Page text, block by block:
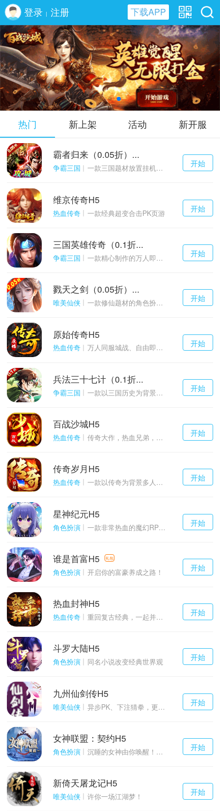
登录 | 注册 下载APP
百战沙城H5
热门 新上架 活动 新开服
千百度h5
游戏
开始
霸者归来（0.05折）...
争霸三国 一款三国题材放置挂机与战争策略结合的游戏
千百度h5
游戏
开始
维京传奇H5
热血传奇 一款经典超变合击PK页游
千百度h5
游戏
开始
三国英雄传奇（0.1折...
争霸三国 一款精心制作的万人即时战斗SLG三国手游
千百度h5
游戏
开始
戮天之剑（0.05折）...
唯美仙侠 一款修仙题材的角色扮演养成手游
千百度h5
游戏
开始
原始传奇H5
热血传奇 万人同服城战、自由即时PK的1.85经典玩法
千百度h5
游戏
开始
兵法三十七计（0.1折...
争霸三国 一款以三国历史为背景的卡牌策略游戏
千百度h5
游戏
开始
百战沙城H5
热血传奇 传奇大作，热血兄弟，血战沙城！
千百度h5
游戏
开始
传奇岁月H5
热血传奇 一款以传奇为背景多人在线的ARPG大作
千百度h5
游戏
开始
星神纪元H5
角色扮演 一款非常热血的魔幻RPG游戏
千百度h5
游戏
开始
谁是首富H5 礼包
角色扮演 开启你的富豪养成之路！
千百度h5
游戏
开始
热血封神H5
热血传奇 重回复古经典，一起并肩作战吧！
千百度h5
游戏
开始
斗罗大陆H5
角色扮演 同名小说改变经典世界观
千百度h5
游戏
开始
九州仙剑传H5
唯美仙侠 异步PK、下注猜拳，更多玩点等你来体验！
千百度h5
游戏
开始
女神联盟：契约H5
角色扮演 沉睡的女神由你唤醒！点燃战火！
千百度h5
游戏
开始
新倚天屠龙记H5
唯美仙侠 许你一场江湖梦！